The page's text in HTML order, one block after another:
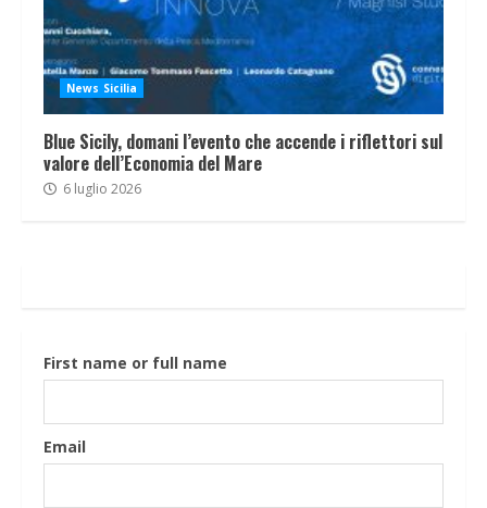
News Sicilia
Blue Sicily, domani l’evento che accende i riflettori sul
valore dell’Economia del Mare
6 luglio 2026
First name or full name
Email